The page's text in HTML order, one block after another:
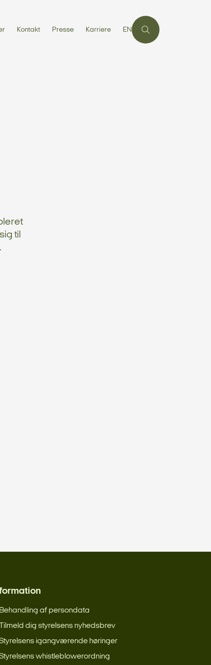
Kontakt Presse Karriere EN
til
Behandling af persondata
Tilmeld dig styrelsens nyhedsbrev
igangværende høringer
whistleblowerordning